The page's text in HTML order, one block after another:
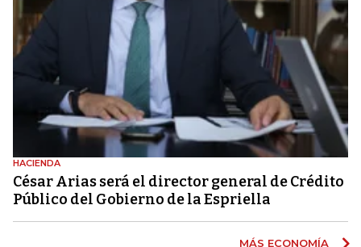
HACIENDA
César Arias será el director general de Crédito
Público del Gobierno de la Espriella
MÁS ECONOMÍA